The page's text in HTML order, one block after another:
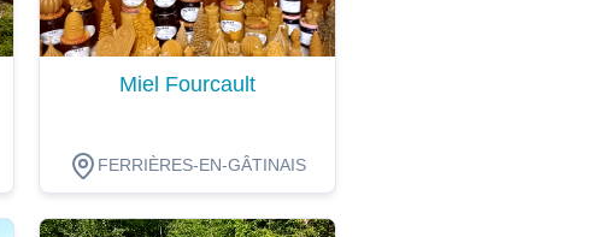
Miel Fourcault
FERRIÈRES-EN-GÂTINAIS